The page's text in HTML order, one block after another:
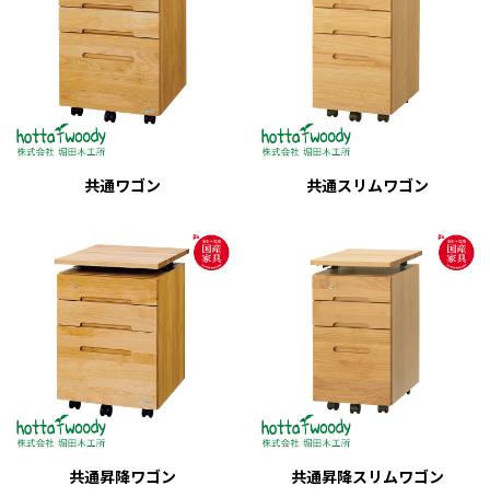
共通ワゴン 共通スリムワゴン
共通昇降ワゴン 共通昇降スリムワゴン